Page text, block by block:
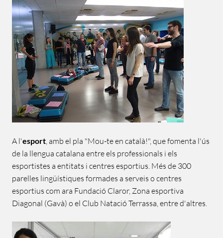
A l'esport, amb el pla "Mou-te en català!", que fomenta l'ús
de la llengua catalana entre els professionals i els
esportistes a entitats i centres esportius. Més de 300
parelles lingüístiques formades a serveis o centres
esportius com ara Fundació Claror, Zona esportiva
Diagonal (Gavà) o el Club Natació Terrassa, entre d'altres.